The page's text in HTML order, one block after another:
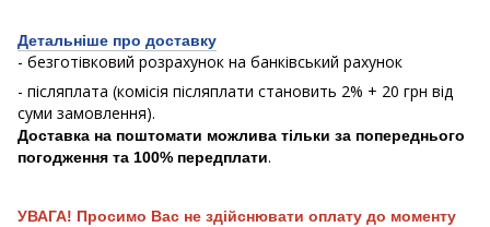
Детальніше про доставку
- безготівковий розрахунок на банківський рахунок
- післяплата (комісія післяплати становить 2% + 20 грн від
суми замовлення).
Доставка на поштомати можлива тільки за попереднього
погодження та 100% передплати.
УВАГА! Просимо Вас не здійснювати оплату до моменту